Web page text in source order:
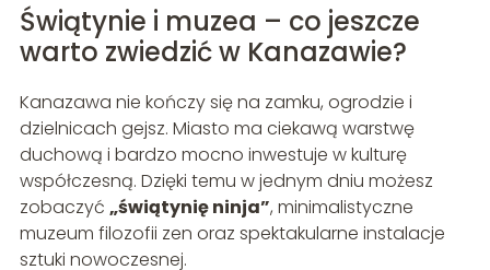
Świątynie i muzea – co jeszcze
warto zwiedzić w Kanazawie?
Kanazawa nie kończy się na zamku, ogrodzie i
dzielnicach gejsz. Miasto ma ciekawą warstwę
duchową i bardzo mocno inwestuje w kulturę
współczesną. Dzięki temu w jednym dniu możesz
zobaczyć „świątynię ninja”, minimalistyczne
muzeum filozofii zen oraz spektakularne instalacje
sztuki nowoczesnej.